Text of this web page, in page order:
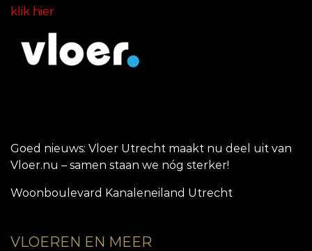
klik hier
Goed nieuws: Vloer Utrecht maakt nu deel uit van
Vloer.nu – samen staan we nóg sterker!
Woonboulevard Kanaleneiland Utrecht
VLOEREN EN MEER